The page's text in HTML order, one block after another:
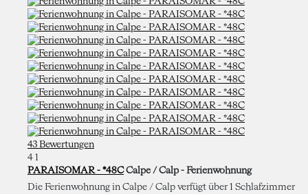
43 Bewertungen
4 1
PARAISOMAR - *48C Calpe / Calp - Ferienwohnung
Die Ferienwohnung in Calpe / Calp verfügt über 1 Schlafzimmer